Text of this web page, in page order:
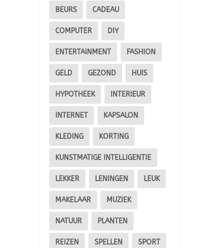
BEURS CADEAU
COMPUTER DIY
ENTERTAINMENT FASHION
GELD GEZOND HUIS
HYPOTHEEK INTERIEUR
INTERNET KAPSALON
KLEDING KORTING
KUNSTMATIGE INTELLIGENTIE
LEKKER LENINGEN LEUK
MAKELAAR MUZIEK
NATUUR PLANTEN
REIZEN SPELLEN SPORT